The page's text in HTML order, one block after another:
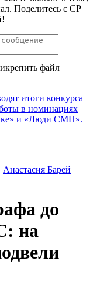
Поделитесь с СР
файл
итоги конкурса
в номинациях
и «Люди СМП».
Анастасия Барей
до
на